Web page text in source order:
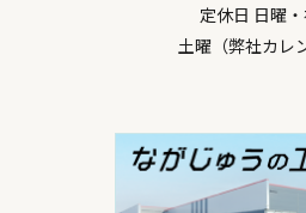
定休日 日曜
土曜（弊社カレン